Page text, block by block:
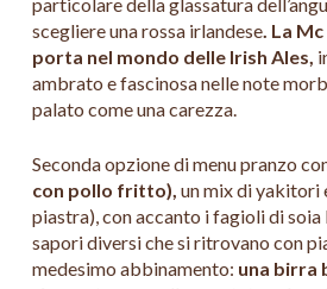
scegliere una rossa irlandese. La
porta nel mondo delle Irish Ales,
ambrato e fascinosa nelle note
palato come una carezza.
Seconda opzione di menu pranzo
con pollo fritto), un mix di yakitori
piastra), con accanto i fagioli di soia
sapori diversi che si ritrovano con
medesimo abbinamento: una birra